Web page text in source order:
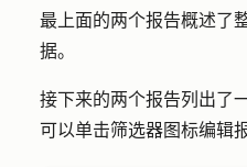
最上面的两个报告概述了
据。
接下来的两个报告列出了
可以单击筛选器图标编辑